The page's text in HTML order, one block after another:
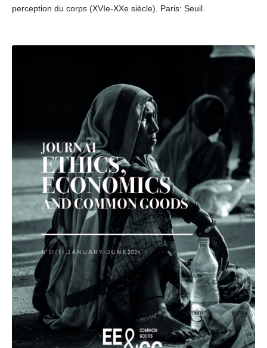
perception du corps (XVIe-XXe siècle). Paris: Seuil.